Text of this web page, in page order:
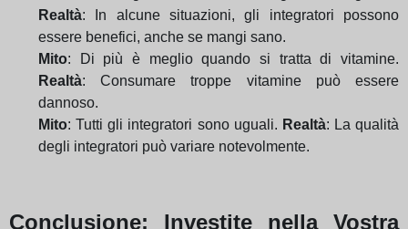
Realtà: In alcune situazioni, gli integratori possono
essere benefici, anche se mangi sano.
Mito: Di più è meglio quando si tratta di vitamine.
Realtà: Consumare troppe vitamine può essere
dannoso.
Mito: Tutti gli integratori sono uguali. Realtà: La qualità
degli integratori può variare notevolmente.
Conclusione: Investite nella Vostra